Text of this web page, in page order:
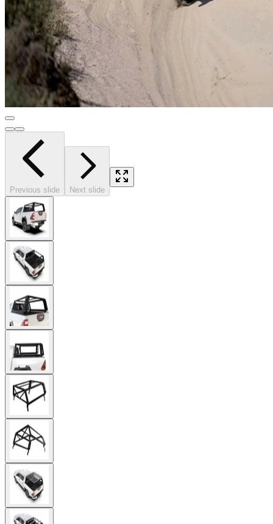
Previous slide Next slide